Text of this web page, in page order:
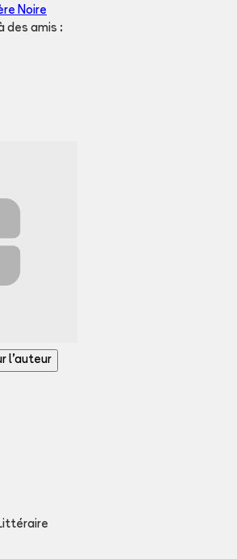
Noire
des amis :
l'auteur